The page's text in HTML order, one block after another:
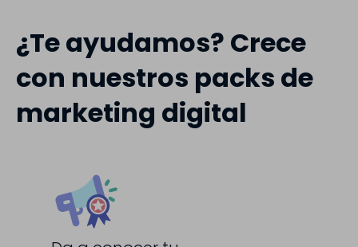
¿Te ayudamos? Crece
con nuestros packs de
marketing digital